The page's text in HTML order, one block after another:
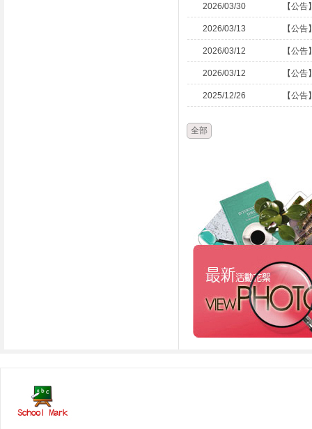
2026/03/30 【公告
2026/03/13 【公告
2026/03/12 【公告
2026/03/12 【公告
2025/12/26 【公告
全部